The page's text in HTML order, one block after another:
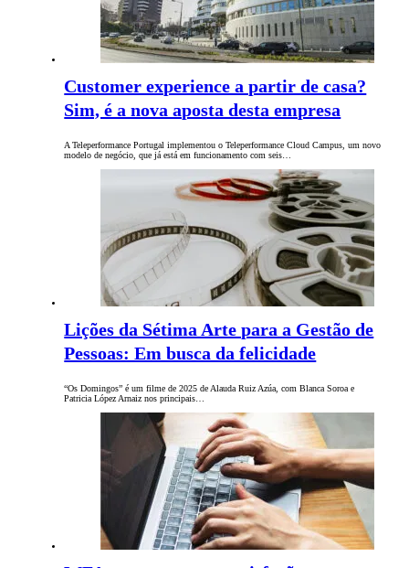
Customer experience a partir de casa?
Sim, é a nova aposta desta empresa
A Teleperformance Portugal implementou o Teleperformance Cloud Campus, um novo
modelo de negócio, que já está em funcionamento com seis…
Lições da Sétima Arte para a Gestão de
Pessoas: Em busca da felicidade
“Os Domingos” é um filme de 2025 de Alauda Ruiz Azúa, com Blanca Soroa e
Patricia López Arnaiz nos principais…